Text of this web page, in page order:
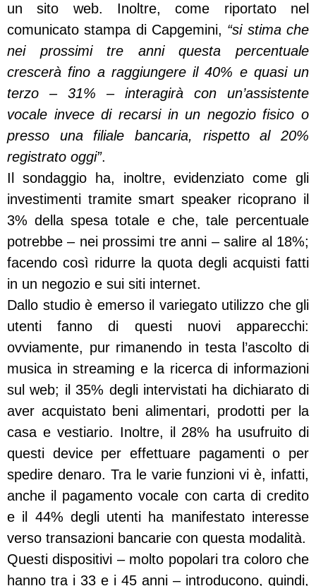
un sito web. Inoltre, come riportato nel
comunicato stampa di Capgemini, “si stima che
nei prossimi tre anni questa percentuale
crescerà fino a raggiungere il 40% e quasi un
terzo – 31% – interagirà con un’assistente
vocale invece di recarsi in un negozio fisico o
presso una filiale bancaria, rispetto al 20%
registrato oggi”.
Il sondaggio ha, inoltre, evidenziato come gli
investimenti tramite smart speaker ricoprano il
3% della spesa totale e che, tale percentuale
potrebbe – nei prossimi tre anni – salire al 18%;
facendo così ridurre la quota degli acquisti fatti
in un negozio e sui siti internet.
Dallo studio è emerso il variegato utilizzo che gli
utenti fanno di questi nuovi apparecchi:
ovviamente, pur rimanendo in testa l’ascolto di
musica in streaming e la ricerca di informazioni
sul web; il 35% degli intervistati ha dichiarato di
aver acquistato beni alimentari, prodotti per la
casa e vestiario. Inoltre, il 28% ha usufruito di
questi device per effettuare pagamenti o per
spedire denaro. Tra le varie funzioni vi è, infatti,
anche il pagamento vocale con carta di credito
e il 44% degli utenti ha manifestato interesse
verso transazioni bancarie con questa modalità.
Questi dispositivi – molto popolari tra coloro che
hanno tra i 33 e i 45 anni – introducono, quindi,